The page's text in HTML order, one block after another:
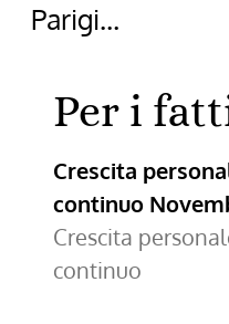
Parigi…
Per i
Crescita
continuo
Crescita
continuo